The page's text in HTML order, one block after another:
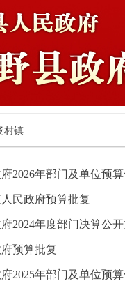
村镇
2026年部门及单位预
民政府预算批复
2024年度部门决算公
预算批复
2025年部门及单位预